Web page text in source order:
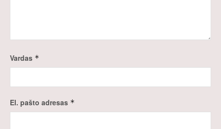
Vardas *
El. pašto adresas *